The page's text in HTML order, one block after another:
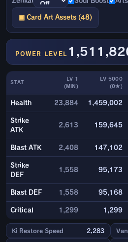
▣ Card Art Assets (48)
POWER LEVEL
STAT
LV 1
(MIN)
LV 5000
(0★)
Health 23,884 1,459,002
Strike
ATK
2,613 159,645
Blast ATK 2,408 147,102
Strike
DEF
1,558 95,173
Blast DEF 1,558 95,168
Critical 1,299 1,299
Ki Restore Speed 2,283